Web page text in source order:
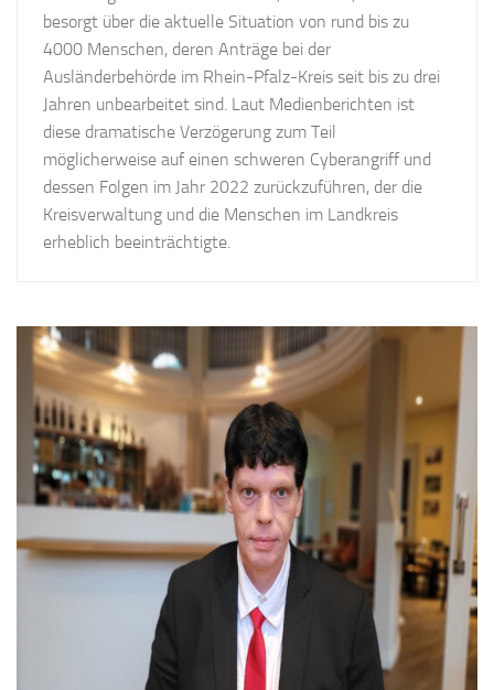
besorgt über die aktuelle Situation von rund bis zu
4000 Menschen, deren Anträge bei der
Ausländerbehörde im Rhein-Pfalz-Kreis seit bis zu drei
Jahren unbearbeitet sind. Laut Medienberichten ist
diese dramatische Verzögerung zum Teil
möglicherweise auf einen schweren Cyberangriff und
dessen Folgen im Jahr 2022 zurückzuführen, der die
Kreisverwaltung und die Menschen im Landkreis
erheblich beeinträchtigte.